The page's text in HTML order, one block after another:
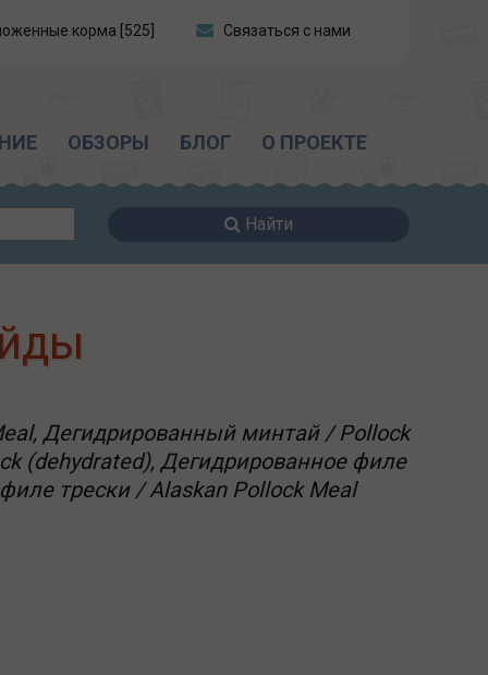
корма [525] Связаться с нами
ОБЗОРЫ БЛОГ О ПРОЕКТЕ
Найти
Дегидрированный минтай / Pollock
(dehydrated), Дегидрированное филе
трески / Alaskan Pollock Meal